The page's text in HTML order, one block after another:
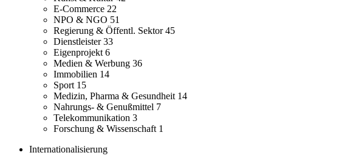
E-Commerce 22
NPO & NGO 51
Regierung & Öffentl. Sektor45
Dienstleister33
Eigenprojekt 6
Medien & Werbung 36
Immobilien 14
Sport 15
Medizin, Pharma & Gesundheit 14
Nahrungs- & Genußmittel 7
Telekommunikation 3
Forschung & Wissenschaft 1
Internationalisierung